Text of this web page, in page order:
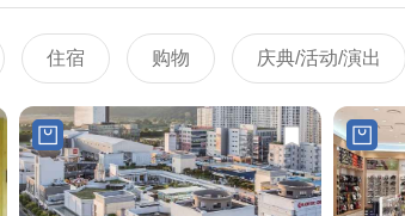
住宿 购物 庆典/活动/演出